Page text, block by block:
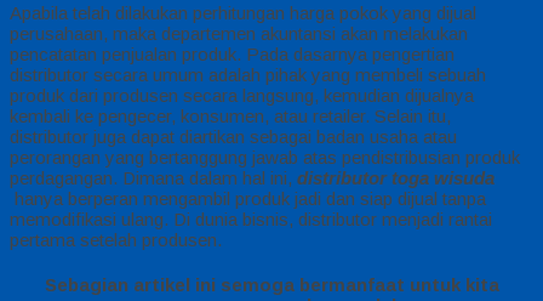
Apabila telah dilakukan perhitungan harga pokok yang dijual
perusahaan, maka departemen akuntansi akan melakukan
pencatatan penjualan produk. Pada dasarnya pengertian
distributor secara umum adalah pihak yang membeli sebuah
produk dari produsen secara langsung, kemudian dijualnya
kembali ke pengecer, konsumen, atau retailer. Selain itu,
distributor juga dapat diartikan sebagai badan usaha atau
perorangan yang bertanggung jawab atas pendistribusian produk
perdagangan. Dimana dalam hal ini, distributor toga wisuda
hanya berperan mengambil produk jadi dan siap dijual tanpa
memodifikasi ulang. Di dunia bisnis, distributor menjadi rantai
pertama setelah produsen.
Sebagian artikel ini semoga bermanfaat untuk kita